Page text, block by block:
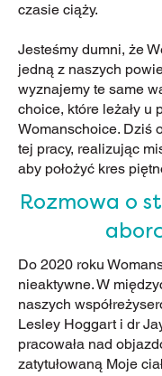
czasie ciąży.
Jesteśmy dumni, że
jedną z naszych
wyznajemy te same
choice, które leżały u
Womanschoice. Dziś
tej pracy, realizując
aby położyć kres
Rozmowa o
Do 2020 roku
nieaktywne. W
naszych
Lesley Hoggart i dr
pracowała nad
zatytułowaną Moje